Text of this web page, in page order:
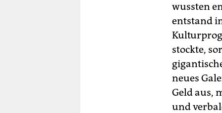
wussten
entstand
stockte,
neues
Geld aus,
und